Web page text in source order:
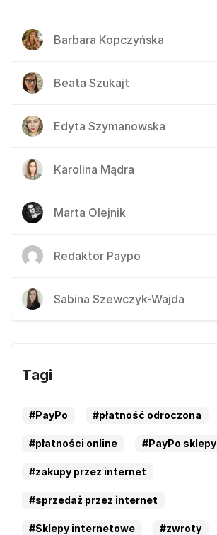
Barbara Kopczyńska
Beata Szukajt
Edyta Szymanowska
Karolina Mądra
Marta Olejnik
Redaktor Paypo
Sabina Szewczyk-Wajda
Tagi
#PayPo #płatność odroczona
#płatności online #PayPo sklepy
#zakupy przez internet
#sprzedaż przez internet
#Sklepy internetowe #zwroty